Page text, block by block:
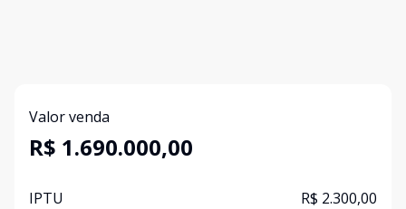
Valor venda
R$ 1.690.000,00
IPTU R$ 2.300,00